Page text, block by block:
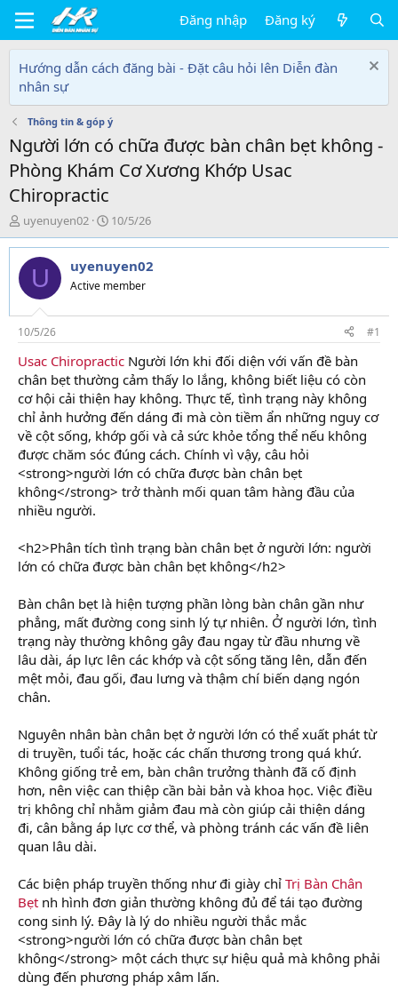
Đăng nhập Đăng ký
Hướng dẫn cách đăng bài - Đặt câu hỏi lên Diễn đàn
nhân sự
Thông tin & góp ý
Người lớn có chữa được bàn chân bẹt không -
Phòng Khám Cơ Xương Khớp Usac
Chiropractic
T
h
r
e
d
s
t
a
r
t
e
r
uyenuyen02
N
g
à
y
g
i
10/5/26
U uyenuyen02
Active member
10/5/26 #1
Usac Chiropractic Người lớn khi đối diện với vấn đề bàn
chân bẹt thường cảm thấy lo lắng, không biết liệu có còn
cơ hội cải thiện hay không. Thực tế, tình trạng này không
chỉ ảnh hưởng đến dáng đi mà còn tiềm ẩn những nguy cơ
về cột sống, khớp gối và cả sức khỏe tổng thể nếu không
được chăm sóc đúng cách. Chính vì vậy, câu hỏi
<strong>người lớn có chữa được bàn chân bẹt
không</strong> trở thành mối quan tâm hàng đầu của
nhiều người.
<h2>Phân tích tình trạng bàn chân bẹt ở người lớn: người
lớn có chữa được bàn chân bẹt không</h2>
Bàn chân bẹt là hiện tượng phần lòng bàn chân gần như
phẳng, mất đường cong sinh lý tự nhiên. Ở người lớn, tình
trạng này thường không gây đau ngay từ đầu nhưng về
lâu dài, áp lực lên các khớp và cột sống tăng lên, dẫn đến
mệt mỏi, đau gối, đau lưng và thậm chí biến dạng ngón
chân.
Nguyên nhân bàn chân bẹt ở người lớn có thể xuất phát từ
di truyền, tuổi tác, hoặc các chấn thương trong quá khứ.
Không giống trẻ em, bàn chân trưởng thành đã cố định
hơn, nên việc can thiệp cần bài bản và khoa học. Việc điều
trị không chỉ nhằm giảm đau mà còn giúp cải thiện dáng
đi, cân bằng áp lực cơ thể, và phòng tránh các vấn đề liên
quan lâu dài.
Các biện pháp truyền thống như đi giày chỉ Trị Bàn Chân
Bẹt nh hình đơn giản thường không đủ để tái tạo đường
cong sinh lý. Đây là lý do nhiều người thắc mắc
<strong>người lớn có chữa được bàn chân bẹt
không</strong> một cách thực sự hiệu quả mà không phải
dùng đến phương pháp xâm lấn.